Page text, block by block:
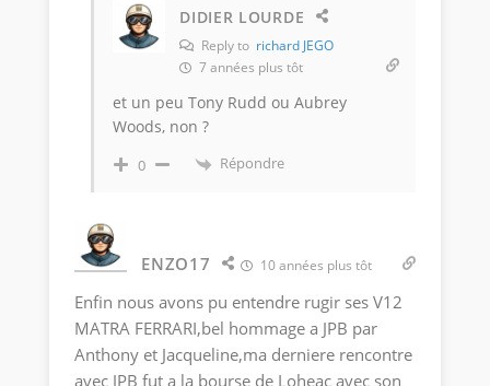
DIDIER LOURDE
Reply to richard JEGO
7 années plus tôt
et un peu Tony Rudd ou Aubrey
Woods, non ?
0 Répondre
ENZO17 10 années plus tôt
Enfin nous avons pu entendre rugir ses V12
MATRA FERRARI,bel hommage a JPB par
Anthony et Jacqueline,ma derniere rencontre
avec JPB fut a la bourse de Loheac avec son